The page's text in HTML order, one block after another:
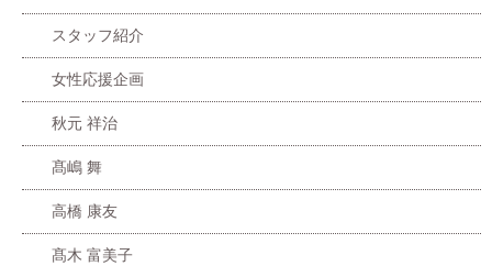
スタッフ紹介
女性応援企画
秋元 祥治
髙嶋 舞
高橋 康友
髙木 富美子